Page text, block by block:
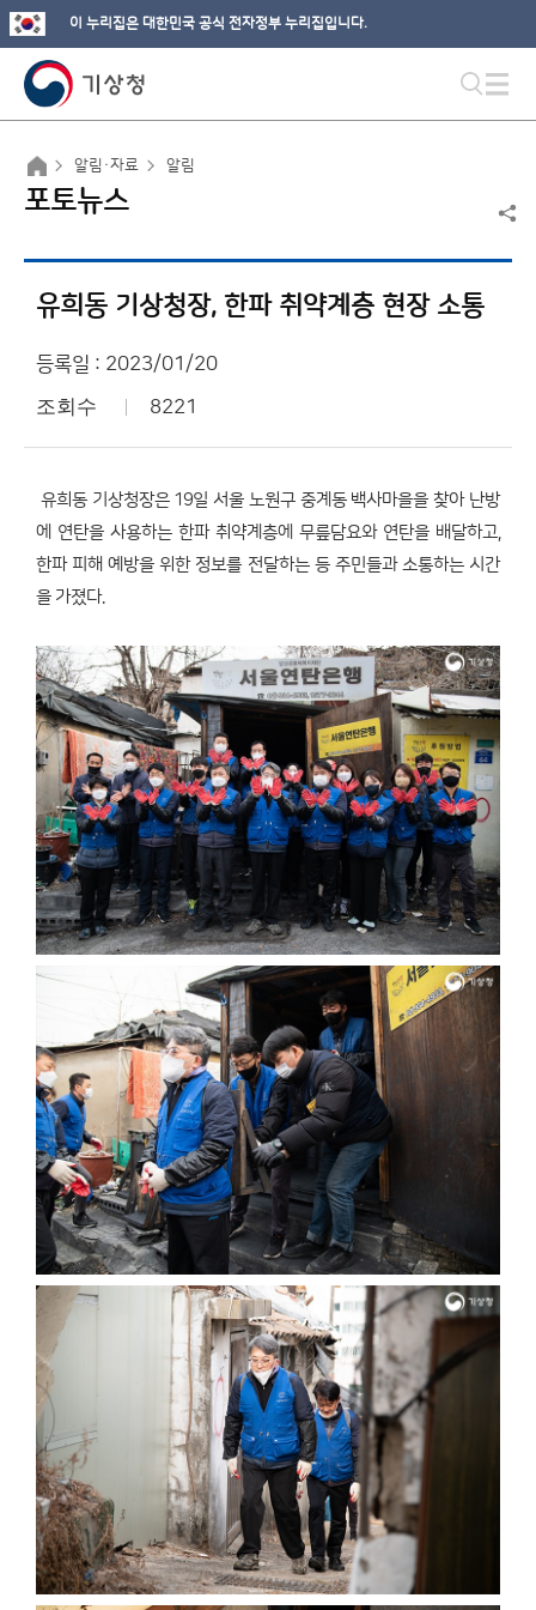
이 누리집은 대한민국 공식 전자정부 누리집입니다.
알림·자료 알림
포토뉴스
유희동 기상청장, 한파 취약계층 현장 소통
등록일 : 2023/01/20
조회수 8221
유희동 기상청장은 19일 서울 노원구 중계동 백사마을을 찾아 난방
에 연탄을 사용하는 한파 취약계층에 무릎담요와 연탄을 배달하고,
한파 피해 예방을 위한 정보를 전달하는 등 주민들과 소통하는 시간
을 가졌다.